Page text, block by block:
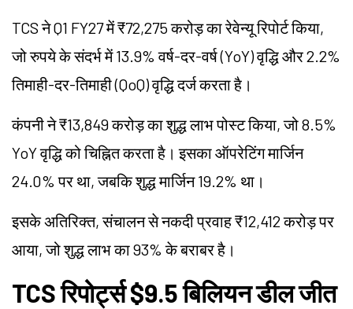
TCS ने Q1 FY27 में ₹72,275 करोड़ का रेवेन्यू रिपोर्ट किया,
जो रुपये के संदर्भ में 13.9% वर्ष-दर-वर्ष (YoY) वृद्धि और 2.2%
तिमाही-दर-तिमाही (QoQ) वृद्धि दर्ज करता है।
कंपनी ने ₹13,849 करोड़ का शुद्ध लाभ पोस्ट किया, जो 8.5%
YoY वृद्धि को चिह्नित करता है। इसका ऑपरेटिंग मार्जिन
24.0% पर था, जबकि शुद्ध मार्जिन 19.2% था।
इसके अतिरिक्त, संचालन से नकदी प्रवाह ₹12,412 करोड़ पर
आया, जो शुद्ध लाभ का 93% के बराबर है।
TCS रिपोर्ट्स $9.5 बिलियन डील जीत